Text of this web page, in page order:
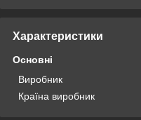
Характеристики
Основні
Виробник
Країна виробник